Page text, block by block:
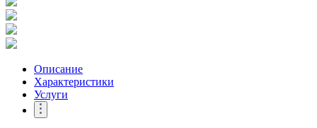
Описание
Характеристики
Услуги